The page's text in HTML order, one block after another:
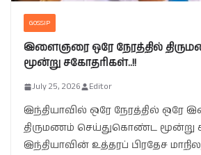
GOSSIP
இளைஞரை ஒரே நேரத்தில்
மூன்று சகோதரிகள்..!!
July 25, 2026 Editor
இந்தியாவில் ஒரே நேரத்தில்
திருமணம் செய்துகொண்ட மூன்று
இந்தியாவின் உத்தரப் பிரதேச